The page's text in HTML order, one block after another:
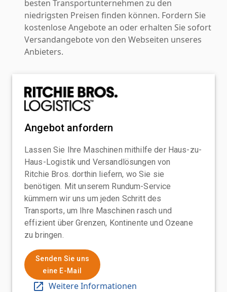
besten Transportunternehmen zu den
niedrigsten Preisen finden können. Fordern Sie
kostenlose Angebote an oder erhalten Sie sofort
Versandangebote von den Webseiten unseres
Anbieters.
Angebot anfordern
Lassen Sie Ihre Maschinen mithilfe der Haus-zu-
Haus-Logistik und Versandlösungen von
Ritchie Bros. dorthin liefern, wo Sie sie
benötigen. Mit unserem Rundum-Service
kümmern wir uns um jeden Schritt des
Transports, um Ihre Maschinen rasch und
effizient über Grenzen, Kontinente und Ozeane
zu bringen.
Senden Sie uns
eine E-Mail
Weitere Informationen